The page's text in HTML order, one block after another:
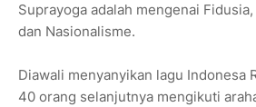
Suprayoga adalah mengenai
dan Nasionalisme.
Diawali menyanyikan lagu Indonesa
40 orang selanjutnya mengikuti